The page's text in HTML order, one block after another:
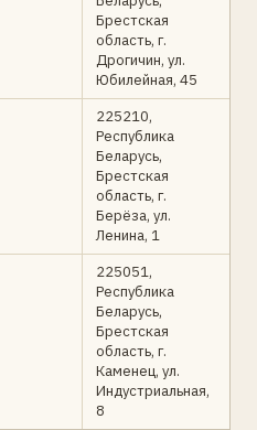
Брестская
область, г.
Дрогичин, ул.
Юбилейная, 45
225210,
Республика
Беларусь,
Брестская
область, г.
Берёза, ул.
Ленина, 1
225051,
Республика
Беларусь,
Брестская
область, г.
Каменец, ул.
Индустриальная,
8